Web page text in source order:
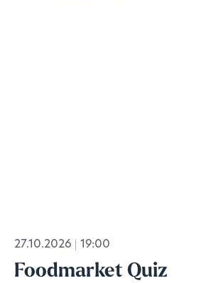
27.10.2026 19:00
Foodmarket Quiz